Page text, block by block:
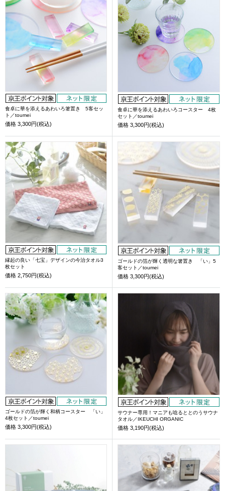
食卓に華を添えるあわいろ箸置き 5客セッ
ト／toumei
価格 3,300円(税込)
食卓に華を添えるあわいろコースター 4枚
セット／toumei
価格 3,300円(税込)
縁起の良い「七宝」デザインの今治タオル3
枚セット
価格 2,750円(税込)
ゴールドの箔が輝く透明な箸置き 「い」5
客セット／toumei
価格 3,300円(税込)
ゴールドの箔が輝く和柄コースター 「い」
4枚セット／toumei
価格 3,300円(税込)
サウナー専用！マニアも唸るととのうサウナ
タオル／IKEUCHI ORGANIC
価格 3,190円(税込)